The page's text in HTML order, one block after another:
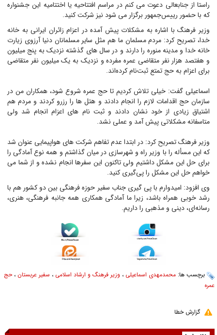
راستا از جنابعالی دعوت می کنم در مراسم افتتاحیه یا اختتامیه این جشنواره
که با حضور رییس‌جمهور برگزار می شود نیز شرکت کنید.
وزیر فرهنگ با اشاره به مشکلات پیش آمده در اعزام زائران ایرانی به خانه
خدا، تصریح کرد: مردم مسلمان ما هم مثل سایر مسلمانان دنیا آرزوی زیارت
خانه خدا و مدینه منوره را دارند و در سال های گذشته نزدیک به پنج میلیون
و هفتصد هزار نفر متقاضی عمره مفرده و نزدیک به یک میلیون نفر متقاضی
برای اعزام به حج تمتع ثبت‌نام کرده‌اند.
اسماعیلی گفت: خیلی تلاش کردیم تا حج عمره شروع شود، همکاران من در
سازمان حج اقدامات لازم را انجام دادند و هتل ها را رزرو کردند و مردم هم
اشتیاق زیادی از خود نشان دادند و ثبت نام های اعزام انجام شد ولی
متاسفانه مشکلاتی پیش آمد و عملی نشد.
وزیر فرهنگ تصریح کرد: در ابتدا عدم تفاهم شرکت های هواپیمایی عنوان شد
که این مسأله را با وزیر راه و شهرسازی در میان گذاشتم و همه نوع آمادگی را
برای حل این مشکل داشتیم ولی تاکنون این سفرها انجام نشده و از شما می
خواهم حل این مشکل را پی‌گیری کنید.
وی افزود: امیدوارم با پی گیری جناب سفیر حوزه فرهنگی بین دو کشور هم با
رشد خوبی همراه باشد، زیرا ما آمادگی همکاری همه جانبه فرهنگی، هنری،
رسانه‌ای، دینی و مذهبی را داریم.
برچسب ها: محمدمهدی اسماعیلی ، وزیر فرهنگ و ارشاد اسلامی ، سفیر عربستان ،حج
عمره
گزارش خطا